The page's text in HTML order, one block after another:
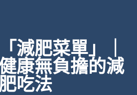
減肥菜單」｜
康無負擔的減
肥吃法